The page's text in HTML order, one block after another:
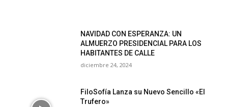
NAVIDAD CON ESPERANZA: UN
ALMUERZO PRESIDENCIAL PARA LOS
HABITANTES DE CALLE
diciembre 24, 2024
FiloSofía Lanza su Nuevo Sencillo «El
Trufero»